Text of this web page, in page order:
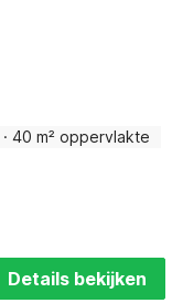
· 40 m² oppervlakte
Details bekijken